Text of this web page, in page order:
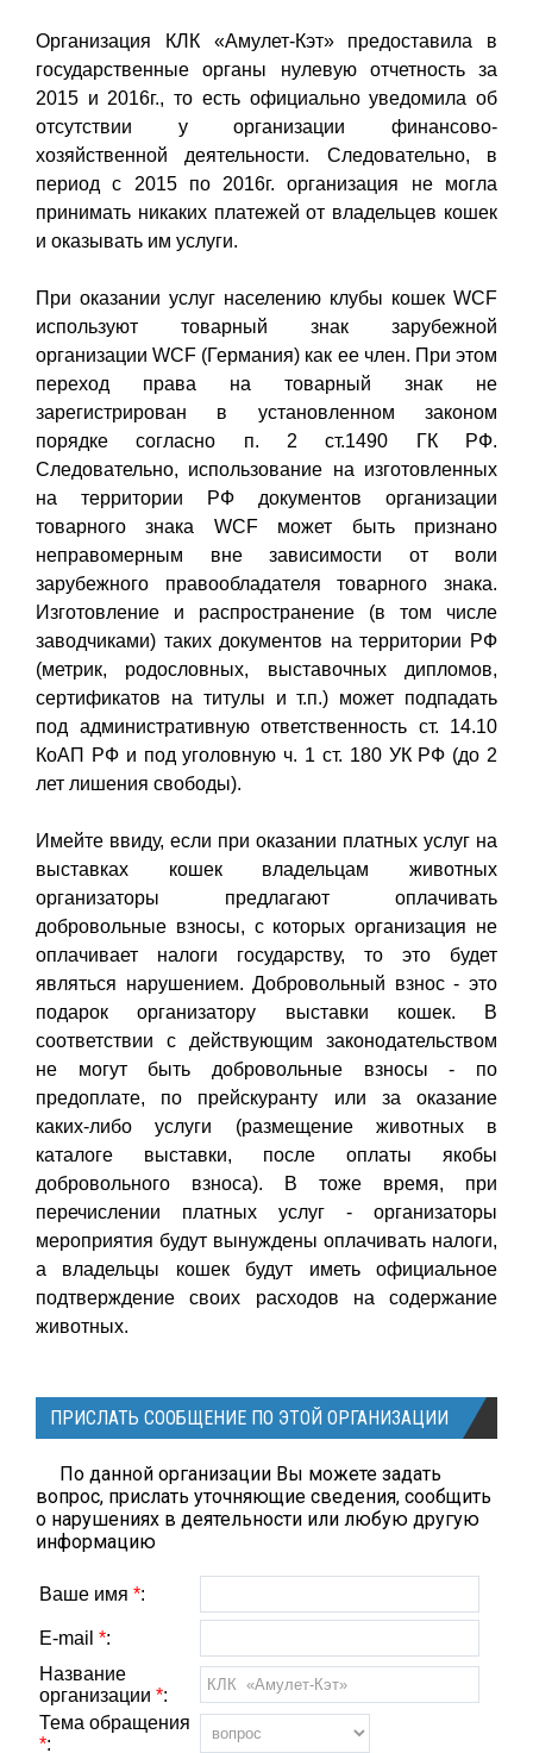
Организация КЛК «Амулет-Кэт» предоставила в
государственные органы нулевую отчетность за
2015 и 2016г., то есть официально уведомила об
отсутствии у организации финансово-
хозяйственной деятельности. Следовательно, в
период с 2015 по 2016г. организация не могла
принимать никаких платежей от владельцев кошек
и оказывать им услуги.
При оказании услуг населению клубы кошек WCF
используют товарный знак зарубежной
организации WCF (Германия) как ее член. При этом
переход права на товарный знак не
зарегистрирован в установленном законом
порядке согласно п. 2 ст.1490 ГК РФ.
Следовательно, использование на изготовленных
на территории РФ документов организации
товарного знака WCF может быть признано
неправомерным вне зависимости от воли
зарубежного правообладателя товарного знака.
Изготовление и распространение (в том числе
заводчиками) таких документов на территории РФ
(метрик, родословных, выставочных дипломов,
сертификатов на титулы и т.п.) может подпадать
под административную ответственность ст. 14.10
КоАП РФ и под уголовную ч. 1 ст. 180 УК РФ (до 2
лет лишения свободы).
Имейте ввиду, если при оказании платных услуг на
выставках кошек владельцам животных
организаторы предлагают оплачивать
добровольные взносы, с которых организация не
оплачивает налоги государству, то это будет
являться нарушением. Добровольный взнос - это
подарок организатору выставки кошек. В
соответствии с действующим законодательством
не могут быть добровольные взносы - по
предоплате, по прейскуранту или за оказание
каких-либо услуги (размещение животных в
каталоге выставки, после оплаты якобы
добровольного взноса). В тоже время, при
перечислении платных услуг - организаторы
мероприятия будут вынуждены оплачивать налоги,
а владельцы кошек будут иметь официальное
подтверждение своих расходов на содержание
животных.
ПРИСЛАТЬ СООБЩЕНИЕ ПО ЭТОЙ ОРГАНИЗАЦИИ
По данной организации Вы можете задать
вопрос, прислать уточняющие сведения, сообщить
о нарушениях в деятельности или любую другую
информацию
Ваше имя *:
E-mail *:
Название
организации *:
Тема обращения
*: